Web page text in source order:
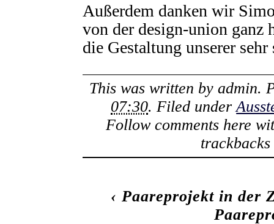
Außerdem danken wir
von der design-union ganz
die Gestaltung unserer
This was written by admin.
07:30. Filed under
Follow comments here
‹Paareprojekt in der